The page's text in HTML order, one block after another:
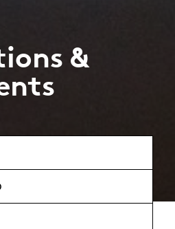
&